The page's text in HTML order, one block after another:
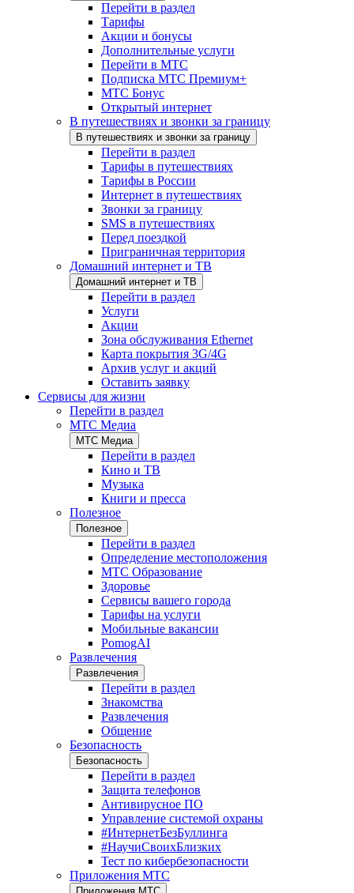
Перейти в раздел
Тарифы
Акции и бонусы
Дополнительные услуги
Перейти в МТС
Подписка МТС Премиум+
МТС Бонус
Открытый интернет
В путешествиях и звонки за границу
В путешествиях и звонки за границу
Перейти в раздел
Тарифы в путешествиях
Тарифы в России
Интернет в путешествиях
Звонки за границу
SMS в путешествиях
Перед поездкой
Приграничная территория
Домашний интернет и ТВ
Домашний интернет и ТВ
Перейти в раздел
Услуги
Акции
Зона обслуживания Ethernet
Карта покрытия 3G/4G
Архив услуг и акций
Оставить заявку
Сервисы для жизни
Перейти в раздел
МТС Медиа
МТС Медиа
Перейти в раздел
Кино и ТВ
Музыка
Книги и пресса
Полезное
Полезное
Перейти в раздел
Определение местоположения
МТС Образование
Здоровье
Сервисы вашего города
Тарифы на услуги
Мобильные вакансии
PomogAI
Развлечения
Развлечения
Перейти в раздел
Знакомства
Развлечения
Общение
Безопасность
Безопасность
Перейти в раздел
Защита телефонов
Антивирусное ПО
Управление системой охраны
#ИнтернетБезБуллинга
#НаучиСвоихБлизких
Тест по кибербезопасности
Приложения МТС